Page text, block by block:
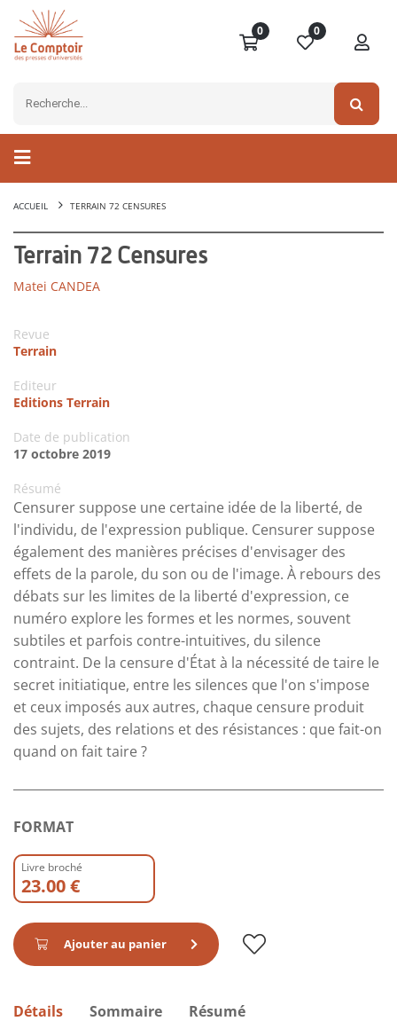
0 0
ACCUEIL TERRAIN 72 CENSURES
Terrain 72 Censures
Matei CANDEA
Revue
Terrain
Editeur
Editions Terrain
Date de publication
17 octobre 2019
Résumé
Censurer suppose une certaine idée de la liberté, de
l'individu, de l'expression publique. Censurer suppose
également des manières précises d'envisager des
effets de la parole, du son ou de l'image. À rebours des
débats sur les limites de la liberté d'expression, ce
numéro explore les formes et les normes, souvent
subtiles et parfois contre-intuitives, du silence
contraint. De la censure d'État à la nécessité de taire le
secret initiatique, entre les silences que l'on s'impose
et ceux imposés aux autres, chaque censure produit
des sujets, des relations et des résistances : que fait-on
quand on fait taire ?
FORMAT
Livre broché
23.00 €
Ajouter au panier
Détails Sommaire Résumé